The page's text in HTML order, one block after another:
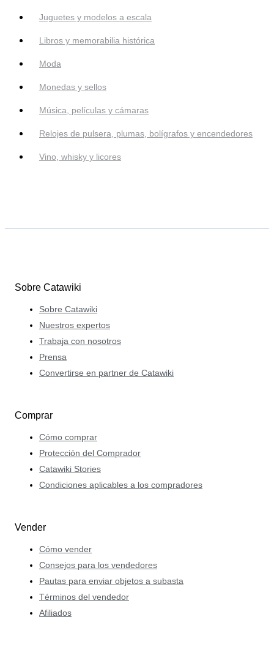
Juguetes y modelos a escala
Libros y memorabilia histórica
Moda
Monedas y sellos
Música, películas y cámaras
Relojes de pulsera, plumas, bolígrafos y encendedores
Vino, whisky y licores
Sobre Catawiki
Sobre Catawiki
Nuestros expertos
Trabaja con nosotros
Prensa
Convertirse en partner de Catawiki
Comprar
Cómo comprar
Protección del Comprador
Catawiki Stories
Condiciones aplicables a los compradores
Vender
Cómo vender
Consejos para los vendedores
Pautas para enviar objetos a subasta
Términos del vendedor
Afiliados